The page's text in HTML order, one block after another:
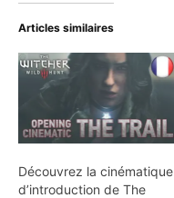
Articles similaires
Découvrez la cinématique
d’introduction de The